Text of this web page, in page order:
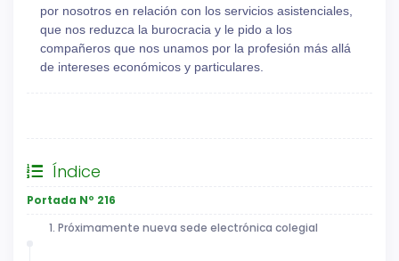
por nosotros en relación con los servicios asistenciales,
que nos reduzca la burocracia y le pido a los
compañeros que nos unamos por la profesión más allá
de intereses económicos y particulares.
Índice
Portada Nº 216
1. Próximamente nueva sede electrónica colegial